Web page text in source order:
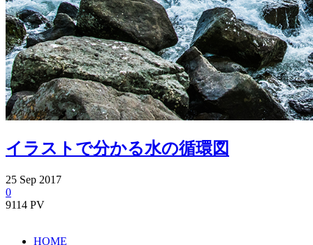
イラストで分かる水の循環図
25 Sep 2017
0
9114 PV
HOME